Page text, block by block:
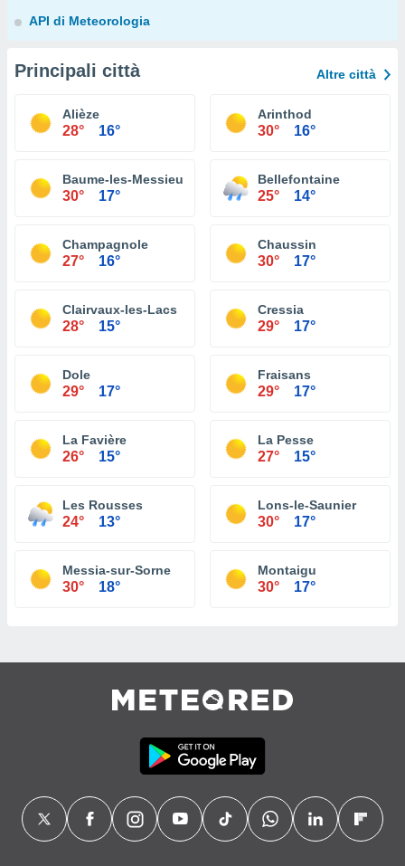
API di Meteorologia
Principali città Altre città
Alièze
28° 16°
Arinthod
30° 16°
Baume-les-Messieurs
30° 17°
Bellefontaine
25° 14°
Champagnole
27° 16°
Chaussin
30° 17°
Clairvaux-les-Lacs
28° 15°
Cressia
29° 17°
Dole
29° 17°
Fraisans
29° 17°
La Favière
26° 15°
La Pesse
27° 15°
Les Rousses
24° 13°
Lons-le-Saunier
30° 17°
Messia-sur-Sorne
30° 18°
Montaigu
30° 17°